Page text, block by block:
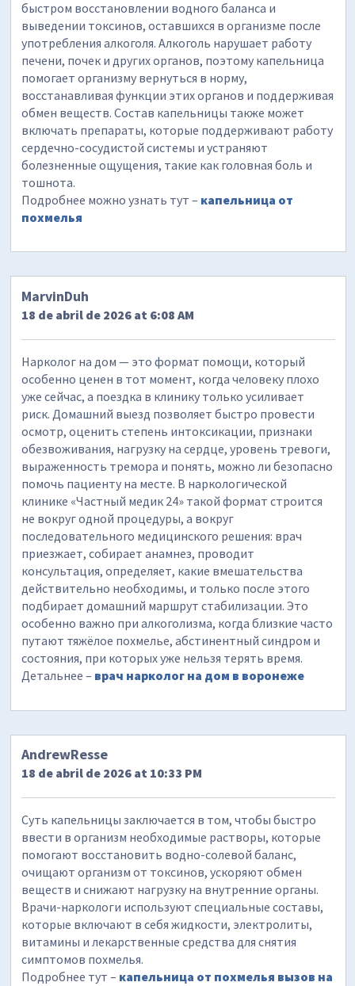
быстром восстановлении водного баланса и
выведении токсинов, оставшихся в организме после
употребления алкоголя. Алкоголь нарушает работу
печени, почек и других органов, поэтому капельница
помогает организму вернуться в норму,
восстанавливая функции этих органов и поддерживая
обмен веществ. Состав капельницы также может
включать препараты, которые поддерживают работу
сердечно-сосудистой системы и устраняют
болезненные ощущения, такие как головная боль и
тошнота.
Подробнее можно узнать тут – капельница от
похмелья
MarvinDuh
18 de abril de 2026 at 6:08 AM
Нарколог на дом — это формат помощи, который
особенно ценен в тот момент, когда человеку плохо
уже сейчас, а поездка в клинику только усиливает
риск. Домашний выезд позволяет быстро провести
осмотр, оценить степень интоксикации, признаки
обезвоживания, нагрузку на сердце, уровень тревоги,
выраженность тремора и понять, можно ли безопасно
помочь пациенту на месте. В наркологической
клинике «Частный медик 24» такой формат строится
не вокруг одной процедуры, а вокруг
последовательного медицинского решения: врач
приезжает, собирает анамнез, проводит
консультация, определяет, какие вмешательства
действительно необходимы, и только после этого
подбирает домашний маршрут стабилизации. Это
особенно важно при алкоголизма, когда близкие часто
путают тяжёлое похмелье, абстинентный синдром и
состояния, при которых уже нельзя терять время.
Детальнее – врач нарколог на дом в воронеже
AndrewResse
18 de abril de 2026 at 10:33 PM
Суть капельницы заключается в том, чтобы быстро
ввести в организм необходимые растворы, которые
помогают восстановить водно-солевой баланс,
очищают организм от токсинов, ускоряют обмен
веществ и снижают нагрузку на внутренние органы.
Врачи-наркологи используют специальные составы,
которые включают в себя жидкости, электролиты,
витамины и лекарственные средства для снятия
симптомов похмелья.
Подробнее тут – капельница от похмелья вызов на